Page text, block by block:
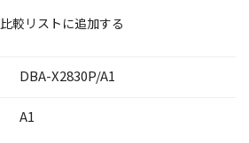
比較リストに追加する
DBA-X2830P/A1
A1